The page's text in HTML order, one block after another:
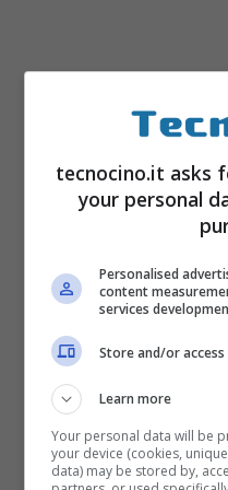
Wutsapper è uno
che faccia da
collegati. Sarà
Wutsapper di
traferire le proprie
perdere video,
Inoltre, tutto potrà
sicurezza, e
effettuare il
tecnocino.it asks
your personal
Personalised
content
services
Store and/or
Learn more
Your personal data will be
your device (cookies,
data) may be stored by,